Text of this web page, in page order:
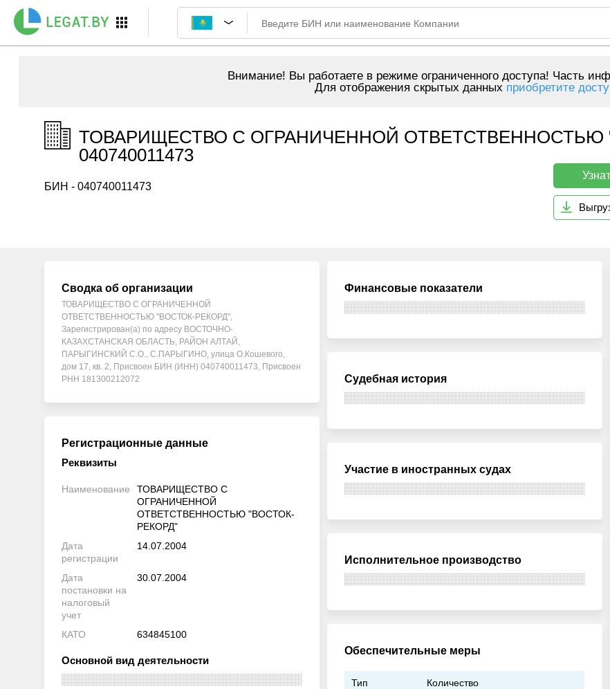
Внимание! Вы работаете в режиме ограниченного доступа! Часть
Для отображения скрытых данных приобретите
ТОВАРИЩЕСТВО С ОГРАНИЧЕННОЙ ОТВЕТСТВЕННОСТЬЮ
040740011473
БИН - 040740011473
Сводка об организации
ТОВАРИЩЕСТВО С ОГРАНИЧЕННОЙ
ОТВЕТСТВЕННОСТЬЮ "ВОСТОК-РЕКОРД",
Зарегистрирован(а) по адресу ВОСТОЧНО-
КАЗАХСТАНСКАЯ ОБЛАСТЬ, РАЙОН АЛТАЙ,
ПАРЫГИНСКИЙ С.О., С.ПАРЫГИНО, улица О.Кошевого,
дом 17, кв. 2, Присвоен БИН (ИНН) 040740011473, Присвоен
РНН 181300212072
Регистрационные данные
Реквизиты
Наименование
ТОВАРИЩЕСТВО С
ОГРАНИЧЕННОЙ
ОТВЕТСТВЕННОСТЬЮ "ВОСТОК-
РЕКОРД"
Дата
регистрации
14.07.2004
Дата
постановки на
налоговый
учет
30.07.2004
КАТО 634845100
Основной вид деятельности
Финансовые показатели
Судебная история
Участие в иностранных судах
Исполнительное производство
Обеспечительные меры
Тип Количество